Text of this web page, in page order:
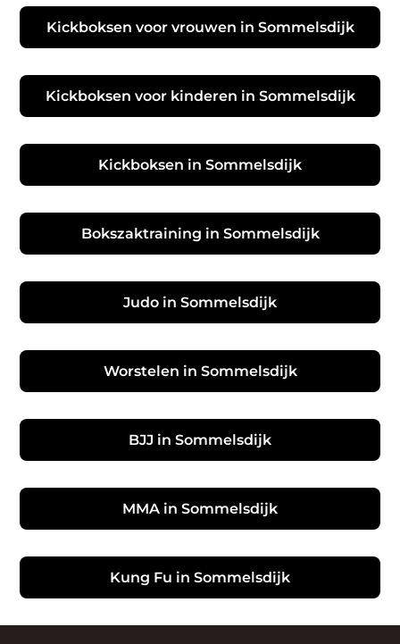
Kickboksen voor vrouwen in Sommelsdijk
Kickboksen voor kinderen in Sommelsdijk
Kickboksen in Sommelsdijk
Bokszaktraining in Sommelsdijk
Judo in Sommelsdijk
Worstelen in Sommelsdijk
BJJ in Sommelsdijk
MMA in Sommelsdijk
Kung Fu in Sommelsdijk